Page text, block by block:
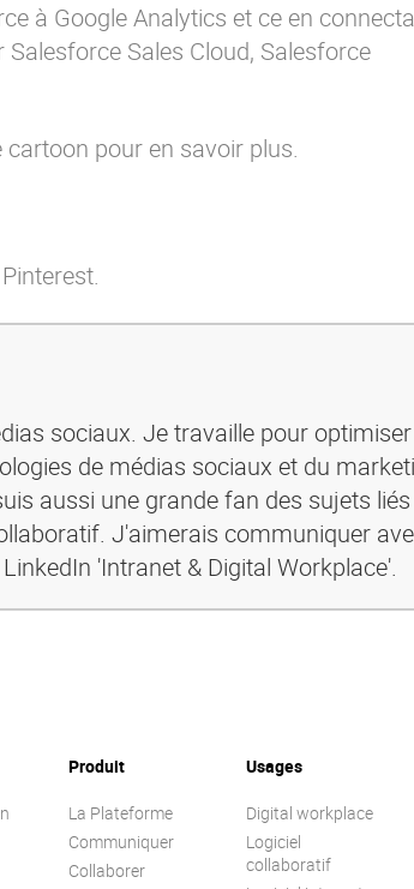
à Google Analytics et ce en
Sales Cloud, Salesforce
cartoon pour en savoir plus.
sociaux. Je travaille pour
de médias sociaux et du
aussi une grande fan des sujets
J'aimerais communiquer
'Intranet & Digital Workplace'.
Produit
La Plateforme
Communiquer
Collaborer
Usages
Digital workplace
Logiciel
collaboratif